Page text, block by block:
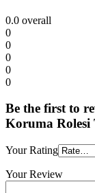
0.0 overall
0
0
0
0
0
Be the first to
Koruma
Your Rating
Your Review